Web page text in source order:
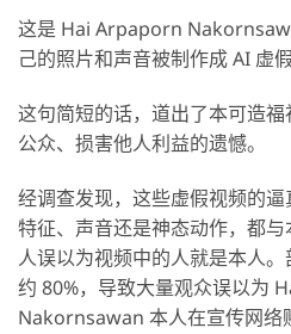
这是 Hai Arpaporn
己的照片和声音被制作成 AI 虚
这句简短的话，道出了本可造
公众、损害他人利益的遗憾。
经调查发现，这些虚假视频的
特征、声音还是神态动作，都
人误以为视频中的人就是本人
约 80%，导致大量观众误以为
Nakornsawan 本人在宣传网络